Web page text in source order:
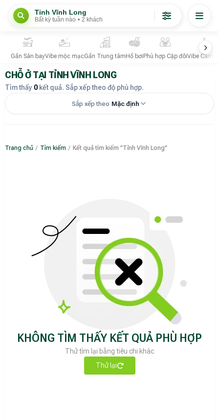
Tỉnh Vĩnh Long
Bất kỳ tuần nào • 2 khách
Gần Sân bayVibe mộc mạcGần Trung tâm Hồ bơi Phù hợp Cặp đôiVibe
CHỖ Ở TẠI TỈNH VĨNH LONG
Tìm thấy 0 kết quả. Sắp xếp theo độ phù hợp.
Sắp xếp theo Mặc định
Trang chủ / Tìm kiếm / Kết quả tìm kiếm "Tỉnh Vĩnh Long"
KHÔNG TÌM THẤY KẾT QUẢ PHÙ HỢP
Thử tìm lại bằng tiêu chi khác
Thử lại